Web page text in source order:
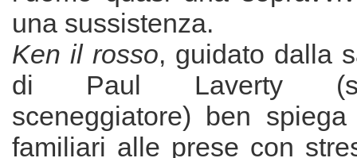
una sussistenza.
Ken il rosso, guidato dalla
di Paul Laverty
sceneggiatore) ben
familiari alle prese con